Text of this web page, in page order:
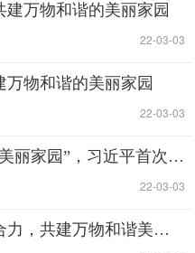
建万物和谐的美丽家园
| 22-03-03
万物和谐的美丽家园
| 22-03-03
“共建万物和谐的美丽家园”，习近平首次提出这一重大倡议
| 22-03-03
共建万物和谐美丽家园